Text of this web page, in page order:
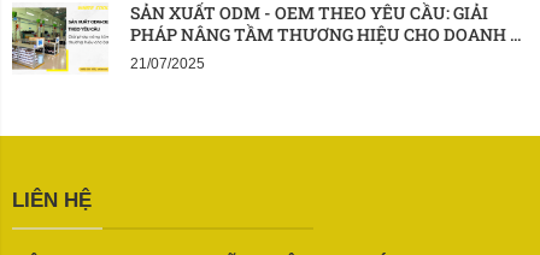
SẢN XUẤT ODM - OEM THEO YÊU CẦU: GIẢI
PHÁP NÂNG TẦM THƯƠNG HIỆU CHO DOANH ...
21/07/2025
LIÊN HỆ